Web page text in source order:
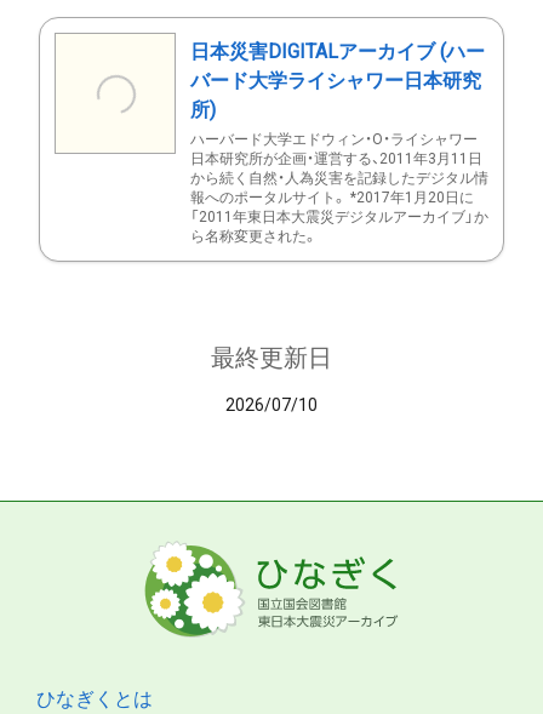
日本災害DIGITALアーカイブ (ハー
バード大学ライシャワー日本研究
所)
ハーバード大学エドウィン・O・ライシャワー
日本研究所が企画・運営する、2011年3月11日
から続く自然・人為災害を記録したデジタル情
報へのポータルサイト。 *2017年1月20日に
「2011年東日本大震災デジタルアーカイブ」か
ら名称変更された。
最終更新日
2026/07/10
ひなぎくとは